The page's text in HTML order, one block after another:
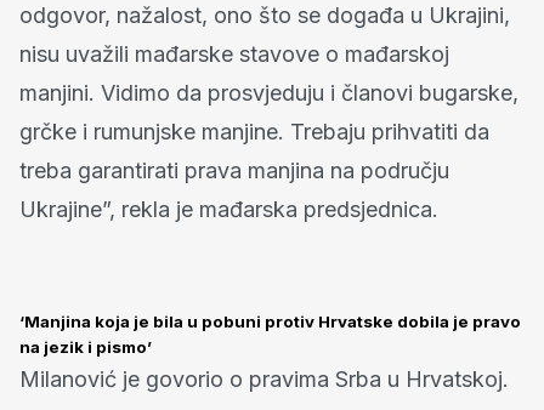
odgovor, nažalost, ono što se događa u Ukrajini,
nisu uvažili mađarske stavove o mađarskoj
manjini. Vidimo da prosvjeduju i članovi bugarske,
grčke i rumunjske manjine. Trebaju prihvatiti da
treba garantirati prava manjina na području
Ukrajine”, rekla je mađarska predsjednica.
‘Manjina koja je bila u pobuni protiv Hrvatske dobila je pravo
na jezik i pismo’
Milanović je govorio o pravima Srba u Hrvatskoj.